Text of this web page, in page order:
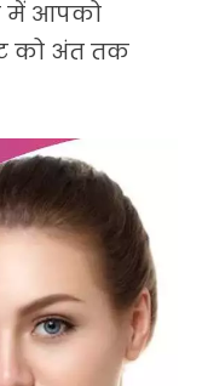
में आपको
को अंत तक